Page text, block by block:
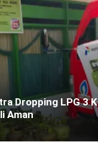
Dropping LPG 3
Aman